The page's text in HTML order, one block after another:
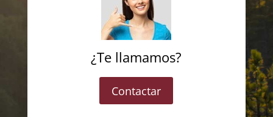
¿Te llamamos?
Contactar